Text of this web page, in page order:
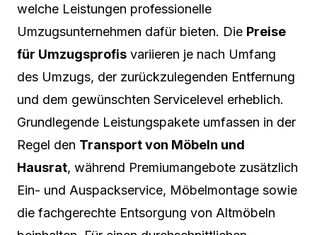
welche Leistungen professionelle
Umzugsunternehmen dafür bieten. Die Preise
für Umzugsprofis variieren je nach Umfang
des Umzugs, der zurückzulegenden Entfernung
und dem gewünschten Servicelevel erheblich.
Grundlegende Leistungspakete umfassen in der
Regel den Transport von Möbeln und
Hausrat, während Premiumangebote zusätzlich
Ein- und Auspackservice, Möbelmontage sowie
die fachgerechte Entsorgung von Altmöbeln